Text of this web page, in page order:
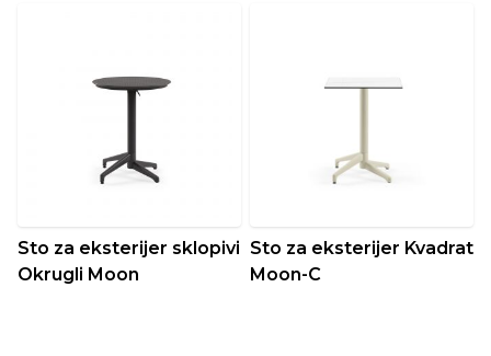
Sto za eksterijer sklopivi
Okrugli Moon
Sto za eksterijer Kvadrat
Moon-C